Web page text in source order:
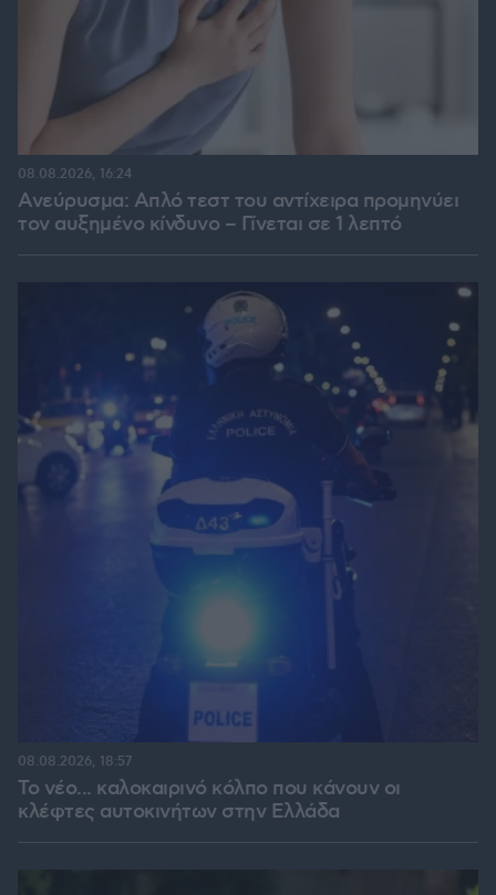
Ανεύρυσμα: Απλό τεστ του αντίχειρα προμηνύει
τον αυξημένο κίνδυνο – Γίνεται σε 1 λεπτό
08.08.2026, 16:24
Το νέο... καλοκαιρινό κόλπο που κάνουν οι
κλέφτες αυτοκινήτων στην Ελλάδα
08.08.2026, 18:57